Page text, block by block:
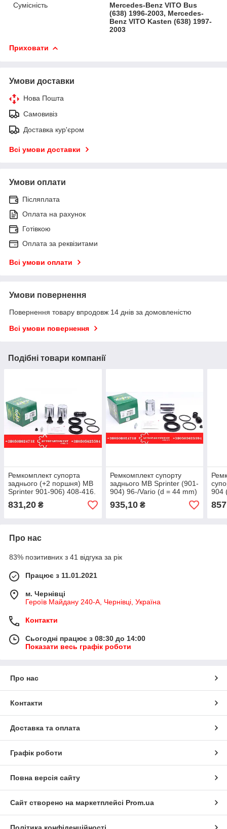
Сумісність
Mercedes-Benz VITO Bus
(638) 1996-2003, Mercedes-
Benz VITO Kasten (638) 1997-
2003
Приховати
Умови доставки
Нова Пошта
Самовивіз
Доставка кур'єром
Всі умови доставки
Умови оплати
Післяплата
Оплата на рахунок
Готівкою
Оплата за реквізитами
Всі умови оплати
Умови повернення
Повернення товару впродовж 14 днів за домовленістю
Всі умови повернення
Подібні товари компанії
Ремкомплект супорта
заднього (+2 поршня) MB
Sprinter 901-906) 408-416.
208-312. 208.CDI. 316CDI.
FRENKIT
831,20 ₴
Ремкомплект супорту
заднього MB Sprinter (901-
904) 96-/Vario (d = 44 mm)
(+2 поршня) FRENKIT
935,10₴
904
Про нас
83% позитивних з 41 відгука за рік
Працює з 11.01.2021
м. Чернівці
Героїв Майдану 240-А, Чернівці, Україна
Контакти
Сьогодні працює з 08:30 до 14:00
Показати весь графік роботи
Про нас
Контакти
Доставка та оплата
Графік роботи
Повна версія сайту
Сайт створено на маркетплейсі Prom.ua